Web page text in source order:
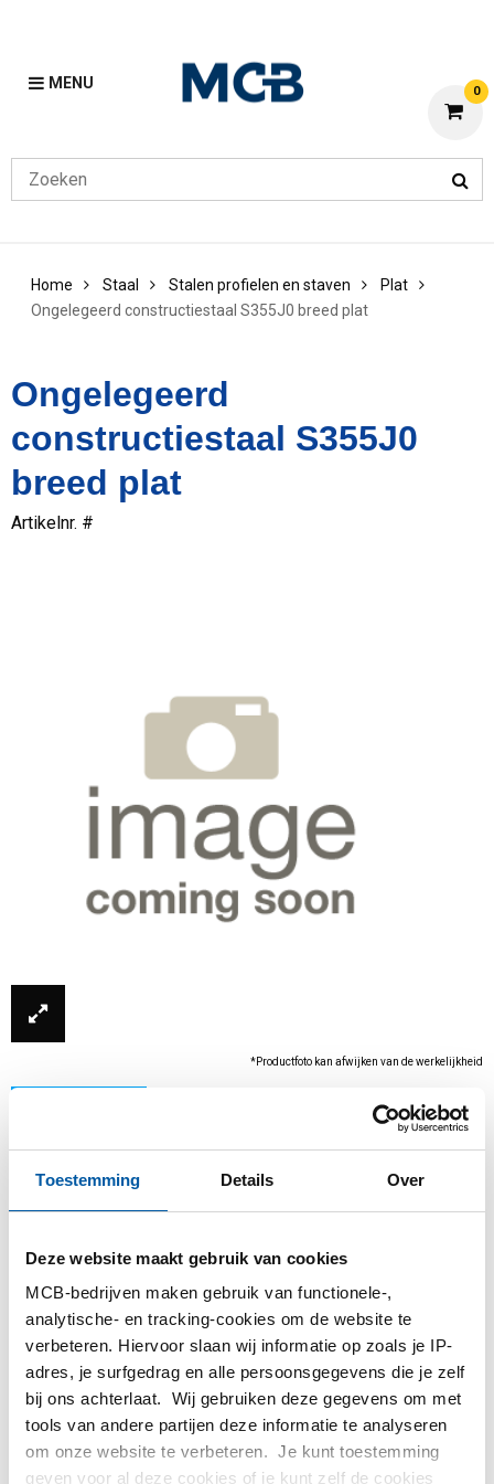
Toestemming Details Over
Deze website maakt gebruik van cookies
MCB-bedrijven maken gebruik van functionele-,
analytische- en tracking-cookies om de website te
verbeteren. Hiervoor slaan wij informatie op zoals je IP-
adres, je surfgedrag en alle persoonsgegevens die je zelf
bij ons achterlaat. Wij gebruiken deze gegevens om met
tools van andere partijen deze informatie te analyseren
om onze website te verbeteren. Je kunt toestemming
geven voor al deze cookies of je kunt zelf de cookies
MENU 0
Home Staal Stalen profielen en staven
Plat
Ongelegeerd constructiestaal S355J0 breed plat
Ongelegeerd
constructiestaal S355J0
breed plat
Artikelnr. #
*Productfoto kan afwijken van de werkelijkheid
Dit product kan niet online besteld worden, voor
meer informatie kunt u afdeling Verkoop
contacteren.
Bestel met uw eigen artikelnummers